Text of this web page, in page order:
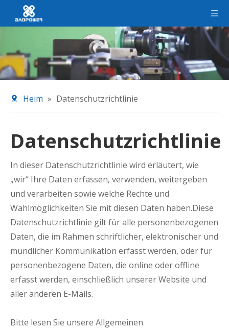
Heim » Datenschutzrichtlinie
Datenschutzrichtlinie
In dieser Datenschutzrichtlinie wird erläutert, wie
„wir“ Ihre Daten erfassen, verwenden, weitergeben
und verarbeiten sowie welche Rechte und
Wahlmöglichkeiten Sie mit diesen Daten haben.Diese
Datenschutzrichtlinie gilt für alle personenbezogenen
Daten, die im Rahmen schriftlicher, elektronischer und
mündlicher Kommunikation erfasst werden, oder für
personenbezogene Daten, die online oder offline
erfasst werden, einschließlich unserer Website und
aller anderen E-Mails.
Bitte lesen Sie unsere Allgemeinen